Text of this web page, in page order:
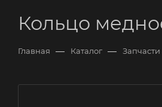
Кольцо
Главная — Каталог — Запчасти